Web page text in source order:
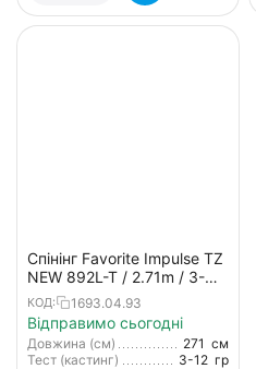
Спінінг Favorite Impulse TZ
NEW 892L-T / 2.71m / 3-
12g / Fast (вершинка
tubular)
КОД: 1693.04.93
Відправимо сьогодні
Довжина (см) 271 см
Тест (кастинг)
3-12 гр